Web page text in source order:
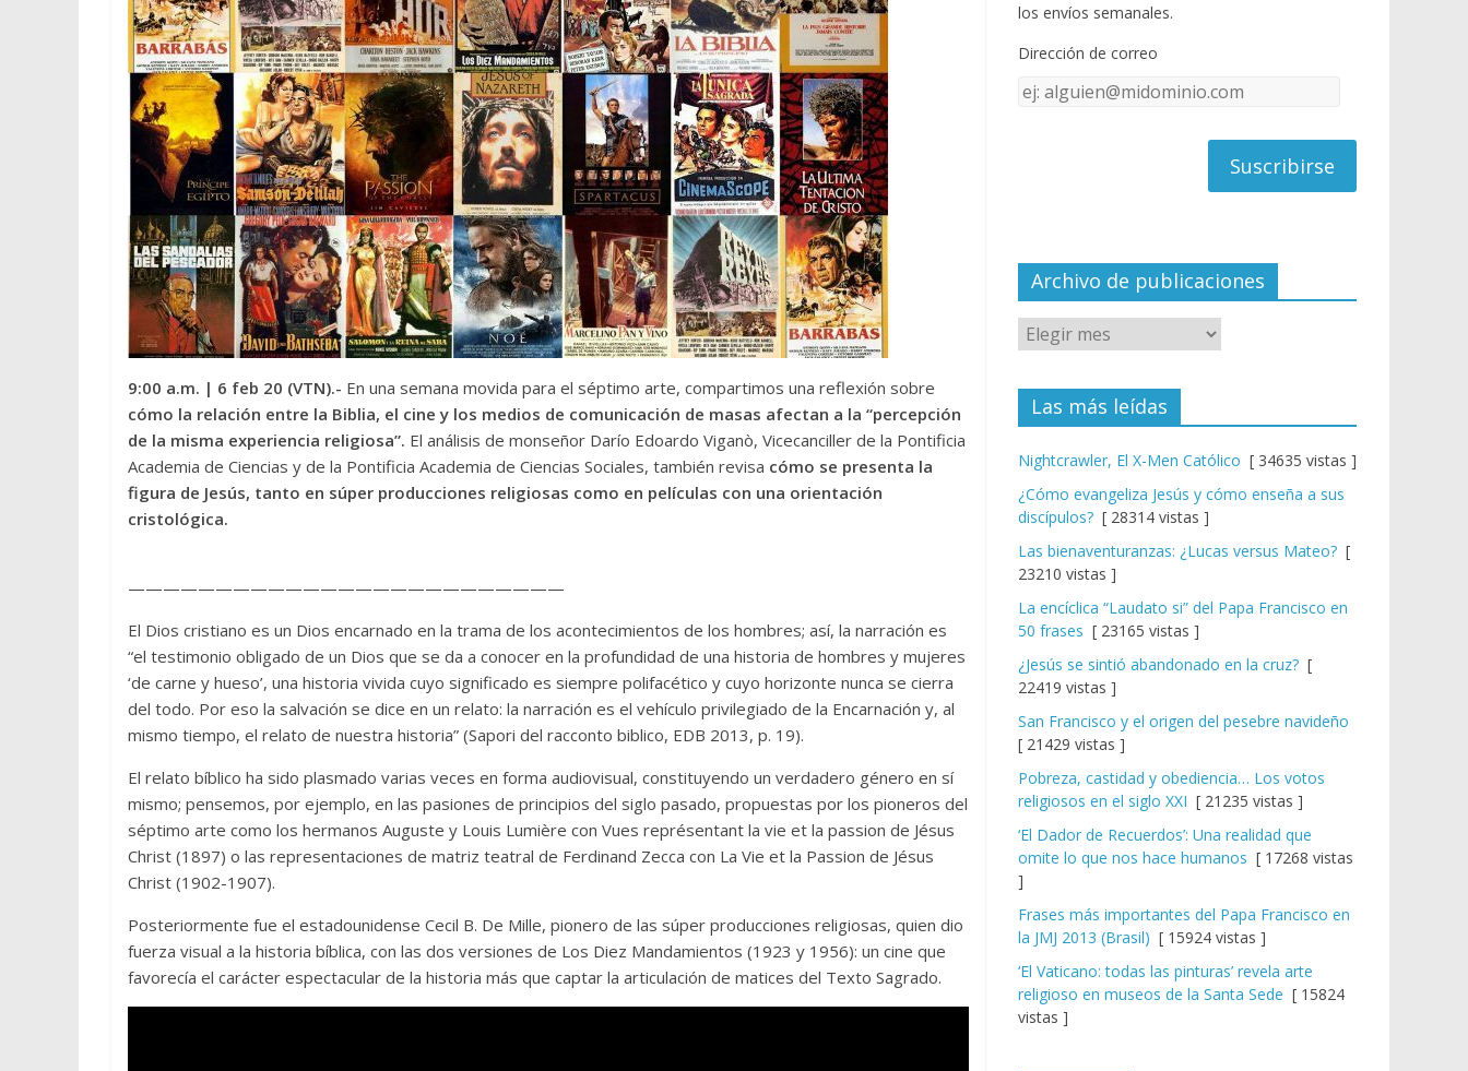
9:00 a.m. | 6 feb 20 (VTN).- En una semana movida para el séptimo arte, compartimos una reflexión sobre
cómo la relación entre la Biblia, el cine y los medios de comunicación de masas afectan a la “percepción
de la misma experiencia religiosa”. El análisis de monseñor Darío Edoardo Viganò, Vicecanciller de la Pontificia
Academia de Ciencias y de la Pontificia Academia de Ciencias Sociales, también revisa cómo se presenta la
figura de Jesús, tanto en súper producciones religiosas como en películas con una orientación
cristológica.
—————————————————————————
El Dios cristiano es un Dios encarnado en la trama de los acontecimientos de los hombres; así, la narración es
“el testimonio obligado de un Dios que se da a conocer en la profundidad de una historia de hombres y mujeres
‘de carne y hueso’, una historia vivida cuyo significado es siempre polifacético y cuyo horizonte nunca se cierra
del todo. Por eso la salvación se dice en un relato: la narración es el vehículo privilegiado de la Encarnación y, al
mismo tiempo, el relato de nuestra historia” (Sapori del racconto biblico, EDB 2013, p. 19).
El relato bíblico ha sido plasmado varias veces en forma audiovisual, constituyendo un verdadero género en sí
mismo; pensemos, por ejemplo, en las pasiones de principios del siglo pasado, propuestas por los pioneros del
séptimo arte como los hermanos Auguste y Louis Lumière con Vues représentant la vie et la passion de Jésus
Christ (1897) o las representaciones de matriz teatral de Ferdinand Zecca con La Vie et la Passion de Jésus
Christ (1902-1907).
Posteriormente fue el estadounidense Cecil B. De Mille, pionero de las súper producciones religiosas, quien dio
fuerza visual a la historia bíblica, con las dos versiones de Los Diez Mandamientos (1923 y 1956): un cine que
favorecía el carácter espectacular de la historia más que captar la articulación de matices del Texto Sagrado.
o
k e
C
el
los envíos semanales.
Dirección de correo
Dirección
Archivo de publicaciones
Las más leídas
Nightcrawler, El X-Men Católico [ 34635 vistas ]
¿Cómo evangeliza Jesús y cómo enseña a sus
discípulos? [ 28314 vistas ]
Las bienaventuranzas: ¿Lucas versus Mateo? [
23210 vistas ]
La encíclica “Laudato si” del Papa Francisco en
50 frases [ 23165 vistas ]
¿Jesús se sintió abandonado en la cruz? [
22419 vistas ]
San Francisco y el origen del pesebre navideño
[ 21429 vistas ]
Pobreza, castidad y obediencia… Los votos
religiosos en el siglo XXI [ 21235 vistas ]
‘El Dador de Recuerdos’: Una realidad que
omite lo que nos hace humanos [ 17268 vistas
]
Frases más importantes del Papa Francisco en
la JMJ 2013 (Brasil) [ 15924 vistas ]
‘El Vaticano: todas las pinturas’ revela arte
religioso en museos de la Santa Sede [ 15824
vistas ]